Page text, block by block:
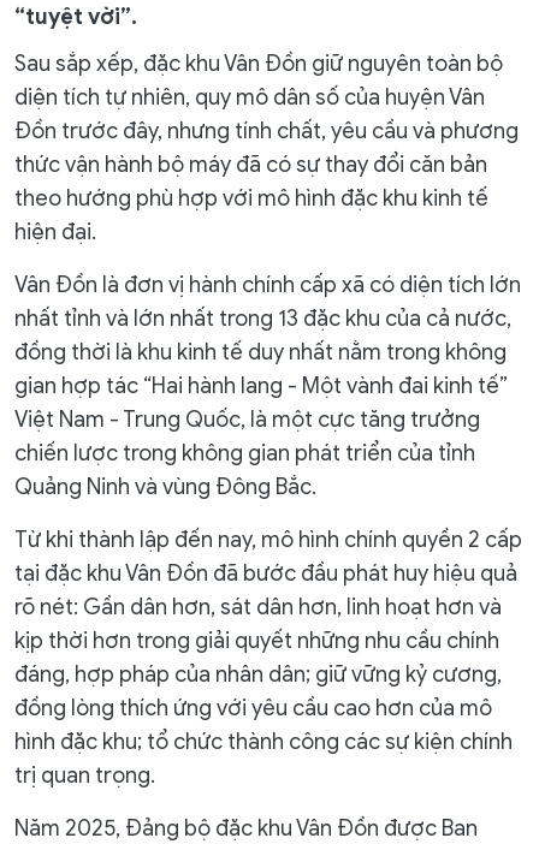
“tuyệt vời”.
Sau sắp xếp, đặc khu Vân Đồn giữ nguyên toàn bộ
diện tích tự nhiên, quy mô dân số của huyện Vân
Đồn trước đây, nhưng tính chất, yêu cầu và phương
thức vận hành bộ máy đã có sự thay đổi căn bản
theo hướng phù hợp với mô hình đặc khu kinh tế
hiện đại.
Vân Đồn là đơn vị hành chính cấp xã có diện tích lớn
nhất tỉnh và lớn nhất trong 13 đặc khu của cả nước,
đồng thời là khu kinh tế duy nhất nằm trong không
gian hợp tác “Hai hành lang - Một vành đai kinh tế”
Việt Nam - Trung Quốc, là một cực tăng trưởng
chiến lược trong không gian phát triển của tỉnh
Quảng Ninh và vùng Đông Bắc.
Từ khi thành lập đến nay, mô hình chính quyền 2 cấp
tại đặc khu Vân Đồn đã bước đầu phát huy hiệu quả
rõ nét: Gần dân hơn, sát dân hơn, linh hoạt hơn và
kịp thời hơn trong giải quyết những nhu cầu chính
đáng, hợp pháp của nhân dân; giữ vững kỷ cương,
đồng lòng thích ứng với yêu cầu cao hơn của mô
hình đặc khu; tổ chức thành công các sự kiện chính
trị quan trọng.
Năm 2025, Đảng bộ đặc khu Vân Đồn được Ban